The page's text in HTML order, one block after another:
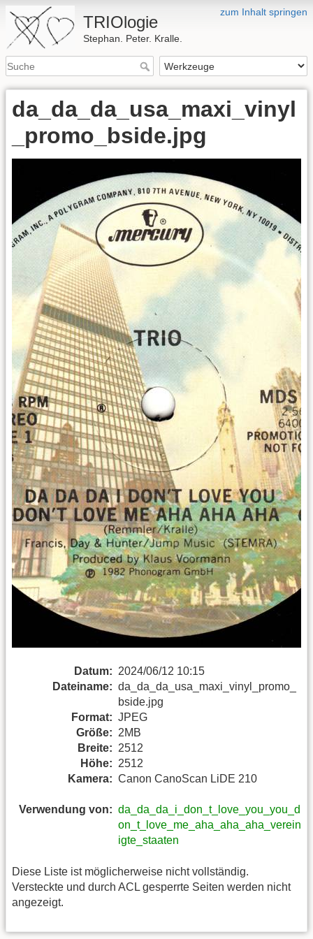
zum Inhalt springen
TRIOlogie
Stephan. Peter. Kralle.
da_da_da_usa_maxi_vinyl
_promo_bside.jpg
Datum: 2024/06/12 10:15
Dateiname: da_da_da_usa_maxi_vinyl_promo_
bside.jpg
Format: JPEG
Größe: 2MB
Breite: 2512
Höhe: 2512
Kamera: Canon CanoScan LiDE 210
Verwendung von: da_da_da_i_don_t_love_you_you_d
on_t_love_me_aha_aha_aha_verein
igte_staaten
Diese Liste ist möglicherweise nicht vollständig.
Versteckte und durch ACL gesperrte Seiten werden nicht
angezeigt.